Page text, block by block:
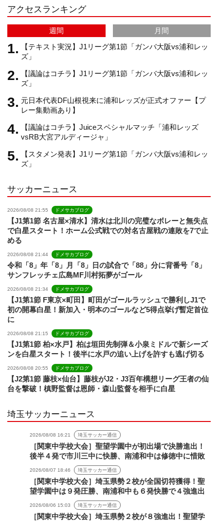
a
m
C
h
a
n
アクセスランキング
週間
月間
【テキスト実況】J1リーグ第1節「ガンバ大阪vs浦和レッ
ズ」
【議論はコチラ】J1リーグ第1節「ガンバ大阪vs浦和レッ
ズ」
元日本代表DF山根視来に浦和レッズが正式オファー【プ
レー集動画あり】
【議論はコチラ】Juiceスペシャルマッチ「浦和レッズ
vsRB大宮アルディージャ」
【スタメン発表】J1リーグ第1節「ガンバ大阪vs浦和レッ
ズ」
サッカーニュース
2026/08/08 21:55 ドメサカブログ
【J1第1節 名古屋×清水】清水は北川の完璧なボレーと無失点
で白星スタート！ホーム公式戦での対名古屋戦の連敗を7で止
める
2026/08/08 21:44 ドメサカブログ
令和「8」年「8」月「8」日の試合で「88」分に背番号「8」
サンフレッチェ広島MF川村拓夢がゴール
2026/08/08 21:34 ドメサカブログ
【J1第1節 F東京×町田】町田がゴールラッシュで勝利しJ1で
初の開幕白星！新加入・明本のゴールなど5得点挙げ暫定首位
に
2026/08/08 21:15 ドメサカブログ
【J1第1節 柏×水戸】柏は垣田先制弾＆小泉ミドルで新シーズ
ンを白星スタート！後半に水戸の追い上げを許すも逃げ切る
2026/08/08 20:55 ドメサカブログ
【J2第1節 藤枝×仙台】藤枝がJ2・J3百年構想リーグ王者の仙
台を撃破！槙野監督は恩師・森山監督を相手に白星
埼玉サッカーニュース
2026/08/08 16:21 埼玉サッカー通信
［関東中学校大会］聖望学園中が初出場で決勝進出！
後半４発で市川三中に快勝、南浦和中は修徳中に惜敗
2026/08/07 18:46 埼玉サッカー通信
［関東中学校大会］埼玉県勢２校が全国切符獲得！聖
望学園中は９発圧勝、南浦和中も６発快勝で４強進出
2026/08/06 15:03 埼玉サッカー通信
［関東中学校大会］埼玉県勢２校が８強進出！聖望学